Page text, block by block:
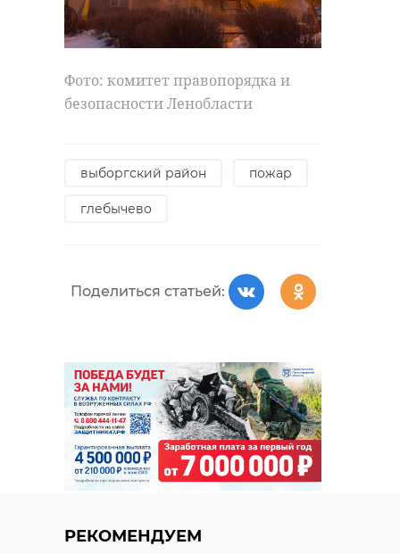
Фото: комитет правопорядка и
безопасности Ленобласти
выборгский район пожар
глебычево
Поделиться статьей:
РЕКОМЕНДУЕМ